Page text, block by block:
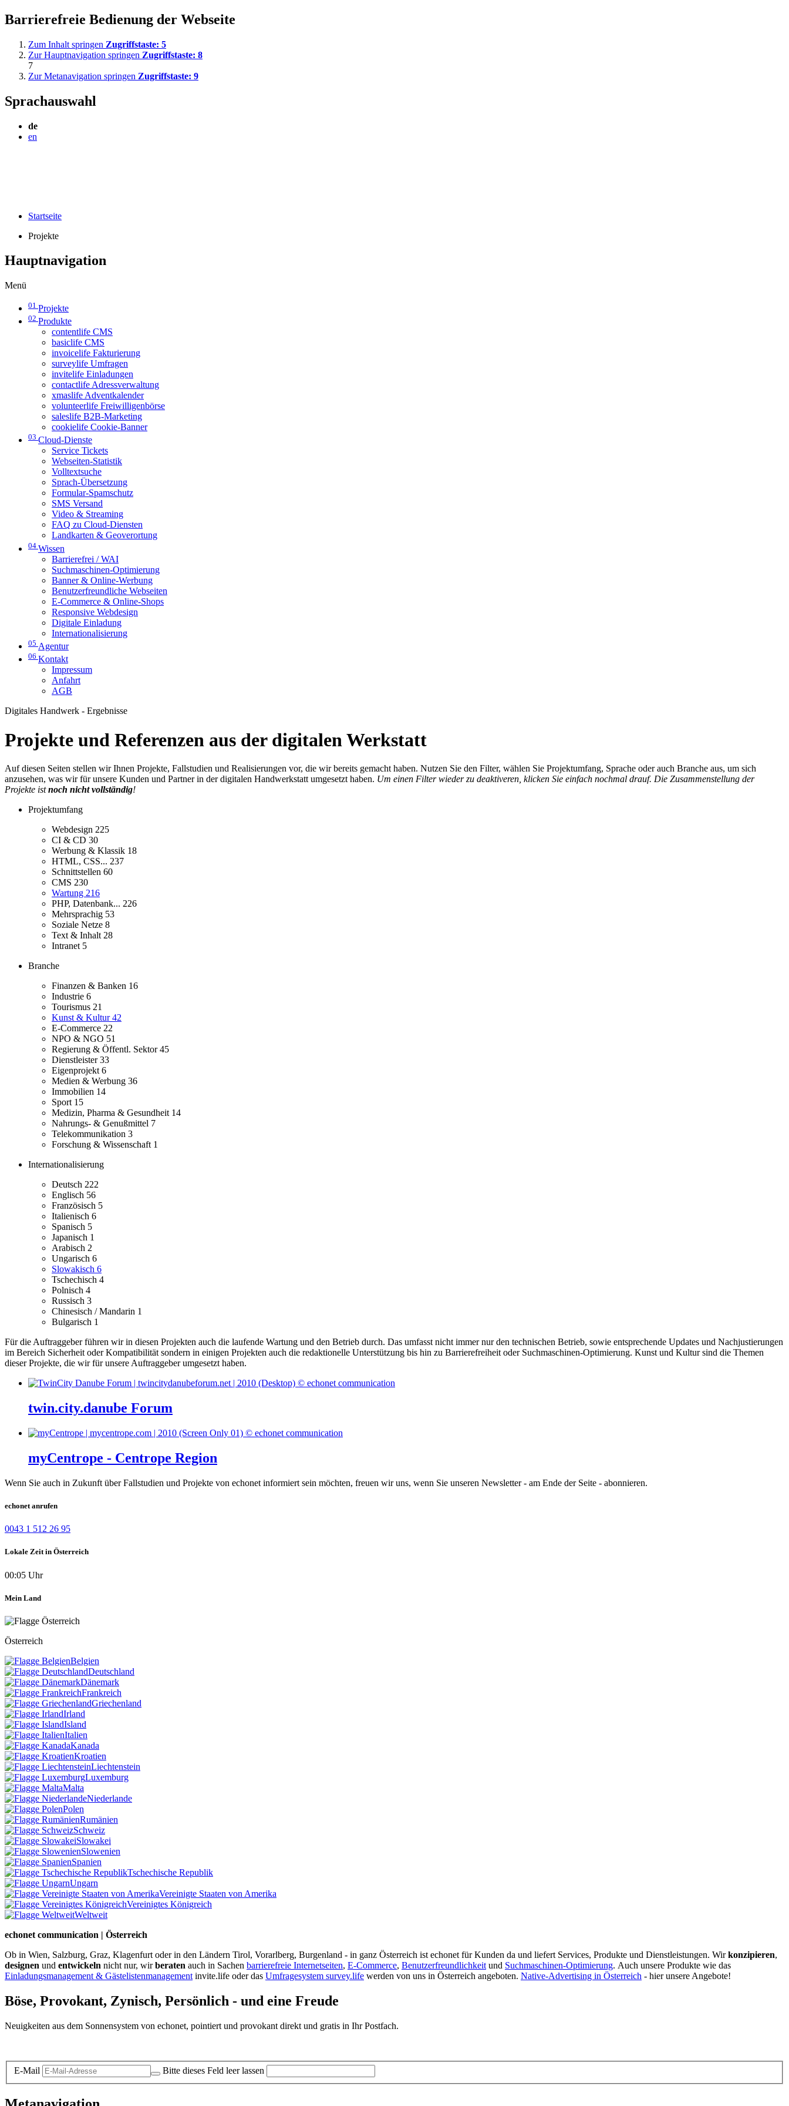
Barrierefreie Bedienung der Webseite
Zum Inhalt springen Zugriffstaste: 5
Zur Hauptnavigation springen Zugriffstaste: 8
7
Zur Metanavigation springen Zugriffstaste: 9
Sprachauswahl
de
en
Startseite
Projekte
Hauptnavigation
Menü
01 Projekte
02 Produkte
contentlife CMS
basiclife CMS
invoicelife Fakturierung
surveylife Umfragen
invitelife Einladungen
contactlife Adressverwaltung
xmaslife Adventkalender
volunteerlife Freiwilligenbörse
saleslife B2B-Marketing
cookielife Cookie-Banner
03 Cloud-Dienste
Service Tickets
Webseiten-Statistik
Volltextsuche
Sprach-Übersetzung
Formular-Spamschutz
SMS Versand
Video & Streaming
FAQ zu Cloud-Diensten
Landkarten & Geoverortung
04 Wissen
Barrierefrei / WAI
Suchmaschinen-Optimierung
Banner & Online-Werbung
Benutzerfreundliche Webseiten
E-Commerce & Online-Shops
Responsive Webdesign
Digitale Einladung
Internationalisierung
05 Agentur
06 Kontakt
Impressum
Anfahrt
AGB
Digitales Handwerk - Ergebnisse
Projekte und Referenzen aus der digitalen Werkstatt
Auf diesen Seiten stellen wir Ihnen Projekte, Fallstudien und Realisierungen vor, die wir bereits gemacht haben. Nutzen Sie den Filter, wählen Sie Projektumfang, Sprache oder auch Branche aus, um sich
anzusehen, was wir für unsere Kunden und Partner in der digitalen Handwerkstatt umgesetzt haben. Um einen Filter wieder zu deaktiveren, klicken Sie einfach nochmal drauf. Die Zusammenstellung der
Projekte istnoch nicht vollständig!
Projektumfang
Webdesign 225
CI & CD 30
Werbung & Klassik 18
HTML, CSS... 237
Schnittstellen 60
CMS 230
Wartung 216
PHP, Datenbank... 226
Mehrsprachig 53
Soziale Netze 8
Text & Inhalt 28
Intranet 5
Branche
Finanzen & Banken 16
Industrie 6
Tourismus 21
Kunst & Kultur42
E-Commerce 22
NPO & NGO 51
Regierung & Öffentl. Sektor45
Dienstleister33
Eigenprojekt 6
Medien & Werbung 36
Immobilien 14
Sport 15
Medizin, Pharma & Gesundheit 14
Nahrungs- & Genußmittel 7
Telekommunikation 3
Forschung & Wissenschaft 1
Internationalisierung
Deutsch 222
Englisch 56
Französisch 5
Italienisch 6
Spanisch 5
Japanisch 1
Arabisch 2
Ungarisch 6
Slowakisch 6
Tschechisch 4
Polnisch 4
Russisch 3
Chinesisch / Mandarin 1
Bulgarisch 1
Für die Auftraggeber führen wir in diesen Projekten auch die laufende Wartung und den Betrieb durch. Das umfasst nicht immer nur den technischen Betrieb, sowie entsprechende Updates und Nachjustierungen
im Bereich Sicherheit oder Kompatibilität sondern in einigen Projekten auch die redaktionelle Unterstützung bis hin zu Barrierefreiheit oder Suchmaschinen-Optimierung. Kunst und Kultur sind die Themen
dieser Projekte, die wir für unsere Auftraggeber umgesetzt haben.
twin.city.danube Forum
myCentrope - Centrope Region
Wenn Sie auch in Zukunft über Fallstudien und Projekte von echonet informiert sein möchten, freuen wir uns, wenn Sie unseren Newsletter - am Ende der Seite - abonnieren.
echonet anrufen
0043 1 512 26 95
Lokale Zeit in Österreich
00:05 Uhr
Mein Land
Österreich
Belgien
Deutschland
Dänemark
Frankreich
Griechenland
Irland
Island
Italien
Kanada
Kroatien
Liechtenstein
Luxemburg
Malta
Niederlande
Polen
Rumänien
Schweiz
Slowakei
Slowenien
Spanien
Tschechische Republik
Ungarn
Vereinigte Staaten von Amerika
Vereinigtes Königreich
Weltweit
echonet communication | Österreich
Ob in Wien, Salzburg, Graz, Klagenfurt oder in den Ländern Tirol, Vorarlberg, Burgenland - in ganz Österreich ist echonet für Kunden da und liefert Services, Produkte und Dienstleistungen. Wirkonzipieren,
designen und entwickeln nicht nur, wirberaten auch in Sachen barrierefreie Internetseiten, E-Commerce, Benutzerfreundlichkeit und Suchmaschinen-Optimierung. Auch unsere Produkte wie das
Einladungsmanagement & Gästelistenmanagement invite.life oder das Umfragesystem survey.life werden von uns in Österreich angeboten. Native-Advertising in Österreich - hier unsere Angebote!
Böse, Provokant, Zynisch, Persönlich - und eine Freude
Neuigkeiten aus dem Sonnensystem von echonet, pointiert und provokant direkt und gratis in Ihr Postfach.
E-Mail Bitte dieses Feld leer lassen